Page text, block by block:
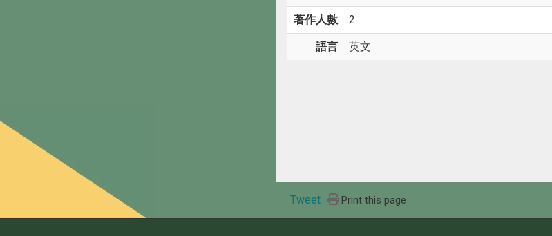
著作人數 2
語言 英文
Tweet Print this page